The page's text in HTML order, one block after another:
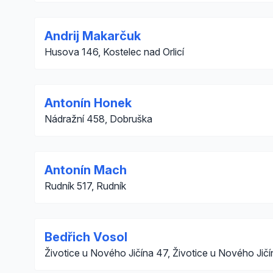
Andrij Makarčuk
Husova 146, Kostelec nad Orlicí
Antonín Honek
Nádražní 458, Dobruška
Antonín Mach
Rudník 517, Rudník
Bedřich Vosol
Životice u Nového Jičína 47, Životice u Nového